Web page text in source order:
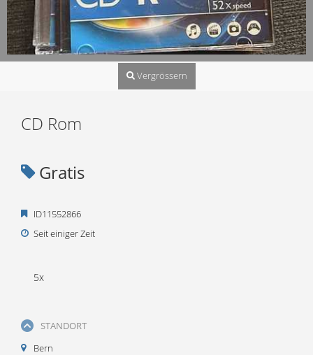
Vergrössern
CD Rom
Gratis
ID11552866
Seit einiger Zeit
5x
STANDORT
Bern